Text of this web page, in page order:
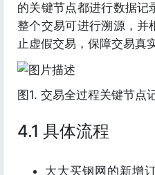
的关键节点都进行数据记
整个交易可进行溯源，并
止虚假交易，保障交易真
图1. 交易全过程关键节点
4.1 具体流程
大大买钢网的新增